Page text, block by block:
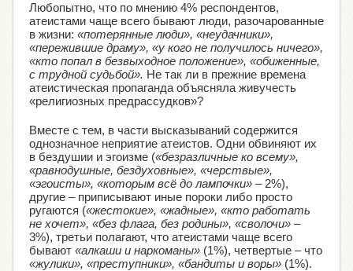
Любопытно, что по мнению 4% респондентов,
атеистами чаще всего бывают люди, разочарованные
в жизни: «потерянные люди», «неудачники»,
«пережившие драму», «у кого не получилось ничего»,
«кто попал в безвыходное положение», «обиженные,
с трудной судьбой». Не так ли в прежние времена
атеистическая пропаганда объясняла живучесть
«религиозных предрассудков»?
Вместе с тем, в части высказываний содержится
однозначное неприятие атеистов. Одни обвиняют их
в бездушии и эгоизме («безразличные ко всему»,
«равнодушные, бездуховные», «черствые»,
«эгоисты», «которым всё до лампочки» – 2%),
другие – приписывают иные пороки либо просто
ругаются («жестокие», «жадные», «кто работать
не хочет», «без флага, без родины», «сволочи» –
3%), третьи полагают, что атеистами чаще всего
бывают «алкаши и наркоманы» (1%), четвертые – что
«жулики», «преступники», «бандиты и воры» (1%).